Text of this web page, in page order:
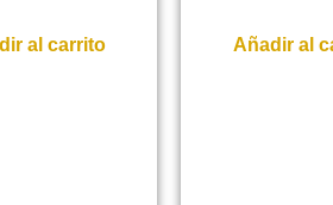
al carrito Añadir al